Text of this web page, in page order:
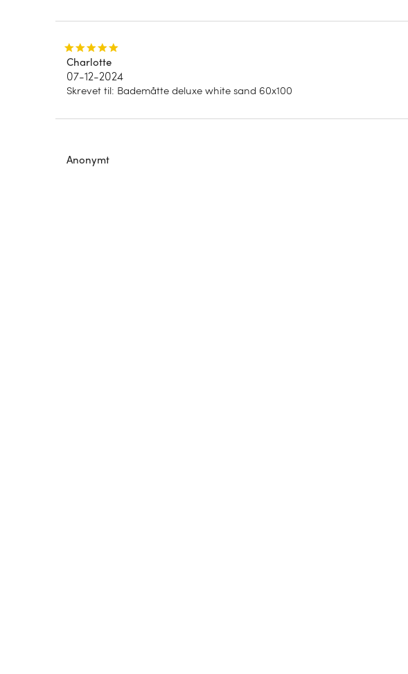
Charlotte
07-12-2024
Skrevet til: Bademåtte deluxe white sand 60x100
Anonymt